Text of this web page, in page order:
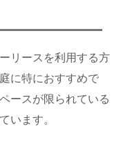
リースを利用する方
に特におすすめで
ースが限られている
います。